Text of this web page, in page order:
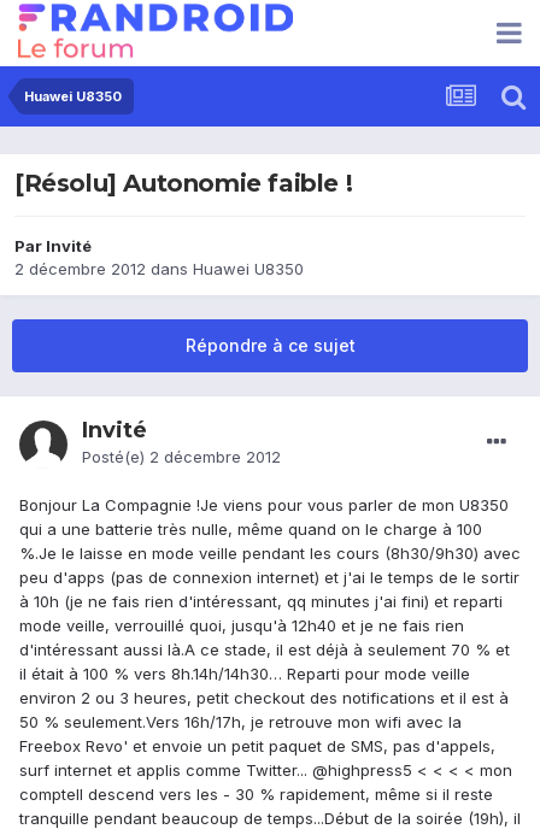
Huawei U8350
[Résolu] Autonomie faible !
Par Invité
2 décembre 2012 dans Huawei U8350
Répondre à ce sujet
Invité
Posté(e) 2 décembre 2012
Bonjour La Compagnie !Je viens pour vous parler de mon U8350
qui a une batterie très nulle, même quand on le charge à 100
%.Je le laisse en mode veille pendant les cours (8h30/9h30) avec
peu d'apps (pas de connexion internet) et j'ai le temps de le sortir
à 10h (je ne fais rien d'intéressant, qq minutes j'ai fini) et reparti
mode veille, verrouillé quoi, jusqu'à 12h40 et je ne fais rien
d'intéressant aussi là.A ce stade, il est déjà à seulement 70 % et
il était à 100 % vers 8h.14h/14h30… Reparti pour mode veille
environ 2 ou 3 heures, petit checkout des notifications et il est à
50 % seulement.Vers 16h/17h, je retrouve mon wifi avec la
Freebox Revo' et envoie un petit paquet de SMS, pas d'appels,
surf internet et applis comme Twitter... @highpress5 < < < < mon
compteIl descend vers les - 30 % rapidement, même si il reste
tranquille pendant beaucoup de temps...Début de la soirée (19h), il